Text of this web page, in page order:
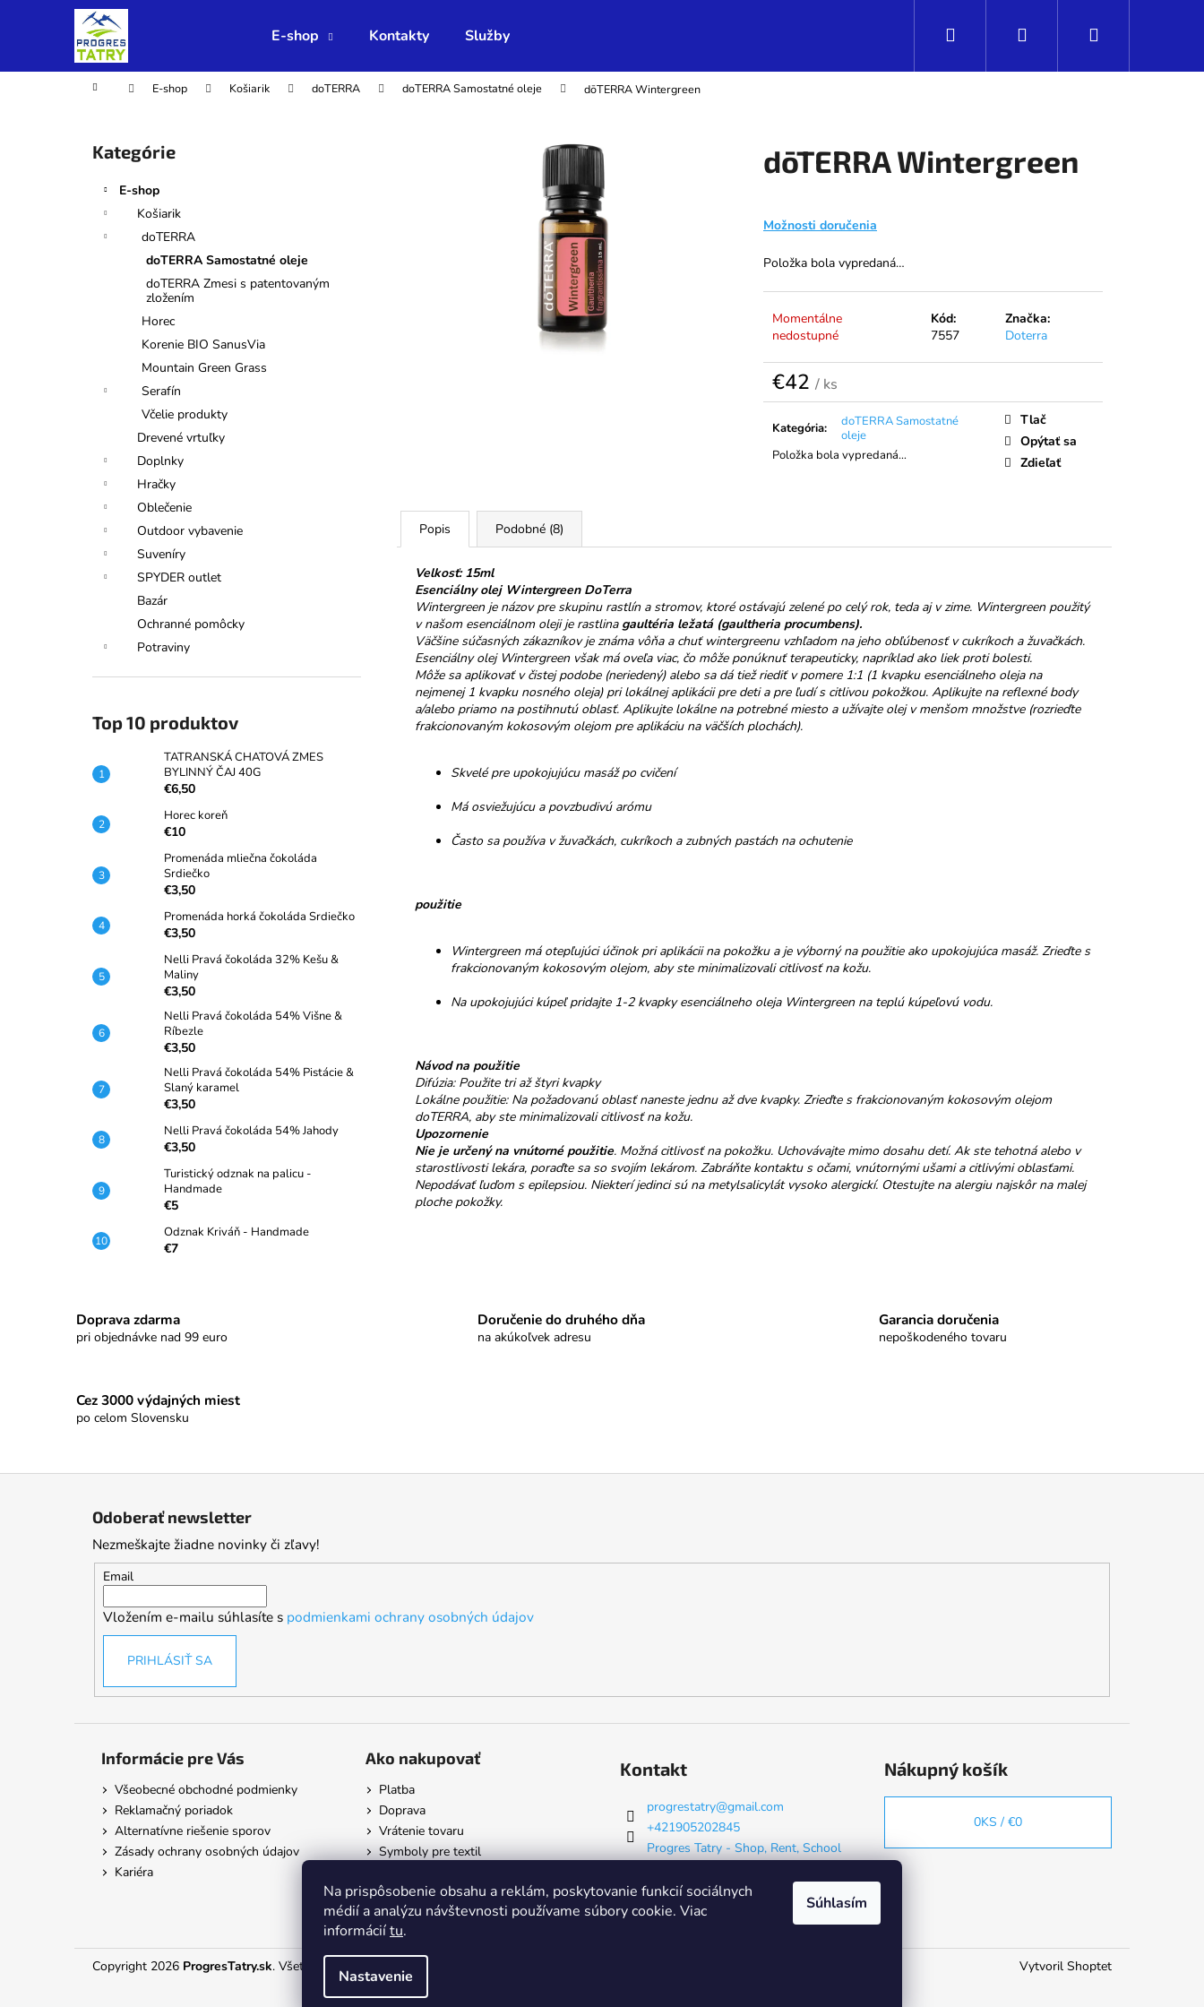
Na prispôsobenie obsahu a reklám, poskytovanie funkcií sociálnych
médií a analýzu návštevnosti používame súbory cookie. Viac
informáciítu.
Nastavenie
Súhlasím
E-shop Kontakty Služby Prihlásenie
Domov E-shop Košiarik doTERRA doTERRA Samostatné oleje dōTERRA Wintergreen
Preskočiť
kategórie
Kategórie
E-shop
Košiarik
doTERRA
doTERRA Samostatné oleje
doTERRA Zmesi s patentovaným
zložením
Horec
Korenie BIO SanusVia
Mountain Green Grass
Serafín
Včelie produkty
Drevené vrtuľky
Doplnky
Hračky
Oblečenie
Outdoor vybavenie
Suveníry
SPYDER outlet
Bazár
Ochranné pomôcky
Potraviny
Top 10 produktov
TATRANSKÁ CHATOVÁ ZMES
BYLINNÝ ČAJ 40G
€6,50
Horec koreň
€10
Promenáda mliečna čokoláda
Srdiečko
€3,50
Promenáda horká čokoláda Srdiečko
€3,50
Nelli Pravá čokoláda 32% Kešu &
Maliny
€3,50
Nelli Pravá čokoláda 54% Višne &
Ríbezle
€3,50
Nelli Pravá čokoláda 54% Pistácie &
Slaný karamel
€3,50
Nelli Pravá čokoláda 54% Jahody
€3,50
Turistický odznak na palicu -
Handmade
€5
Odznak Kriváň - Handmade
€7
dōTERRA Wintergreen
Možnosti doručenia
Položka bola vypredaná…
Momentálne
nedostupné
Kód:
7557
Značka:
Doterra
€42 / ks
Jednotková
Kategória:
doTERRA Samostatné
oleje
Položka bola vypredaná…
Tlač
Opýtať sa
Zdieľať
Popis Podobné (8)
Velkosť: 15ml
Esenciálny olej Wintergreen DoTerra
Wintergreen je názov pre skupinu rastlín a stromov, ktoré ostávajú zelené po celý rok, teda aj v zime. Wintergreen použitý
v našom esenciálnom oleji je rastlina gaultéria ležatá (gaultheria procumbens).
Väčšine súčasných zákazníkov je známa vôňa a chuť wintergreenu vzhľadom na jeho obľúbenosť v cukríkoch a žuvačkách.
Esenciálny olej Wintergreen však má oveľa viac, čo môže ponúknuť terapeuticky, napríklad ako liek proti bolesti.
Môže sa aplikovať v čistej podobe (neriedený) alebo sa dá tiež riediť v pomere 1:1 (1 kvapku esenciálneho oleja na
nejmenej 1 kvapku nosného oleja) pri lokálnej aplikácii pre deti a pre ľudí s citlivou pokožkou. Aplikujte na reflexné body
a/alebo priamo na postihnutú oblasť. Aplikujte lokálne na potrebné miesto a užívajte olej v menšom množstve (rozrieďte
frakcionovaným kokosovým olejom pre aplikáciu na väčších plochách).
Skvelé pre upokojujúcu masáž po cvičení
Má osviežujúcu a povzbudivú arómu
Často sa používa v žuvačkách, cukríkoch a zubných pastách na ochutenie
použitie
Wintergreen má otepľujúci účinok pri aplikácii na pokožku a je výborný na použitie ako upokojujúca masáž. Zrieďte s
frakcionovaným kokosovým olejom, aby ste minimalizovali citlivosť na kožu.
Na upokojujúci kúpeľ pridajte 1-2 kvapky esenciálneho oleja Wintergreen na teplú kúpeľovú vodu.
Návod na použitie
Difúzia: Použite tri až štyri kvapky
Lokálne použitie: Na požadovanú oblasť naneste jednu až dve kvapky. Zrieďte s frakcionovaným kokosovým olejom
doTERRA, aby ste minimalizovali citlivosť na kožu.
Upozornenie
Nie je určený na vnútorné použitie. Možná citlivosť na pokožku. Uchovávajte mimo dosahu detí. Ak ste tehotná alebo v
starostlivosti lekára, poraďte sa so svojím lekárom. Zabráňte kontaktu s očami, vnútornými ušami a citlivými oblasťami.
Nepodávať ľuďom s epilepsiou. Niekterí jedinci sú na metylsalicylát vysoko alergickí. Otestujte na alergiu najskôr na malej
ploche pokožky.
í
Späť
do
Späť
do
Čo potrebujete nájsť?
Odporúčame
TATRANSKÁ CHATOVÁ ZMES
BYLINNÝ ČAJ 40G
PROMENÁDA MLIEČNA ČOKOLÁDA
Doprava zdarma
pri objednávke nad 99 euro
Doručenie do druhého dňa
na akúkoľvek adresu
Garancia doručenia
nepoškodeného tovaru
Cez 3000 výdajných miest
po celom Slovensku
Odoberať newsletter
Nezmeškajte žiadne novinky či zľavy!
Email
Vložením e-mailu súhlasíte s podmienkami ochrany osobných údajov
PRIHLÁSIŤ SA
Informácie pre Vás
Všeobecné obchodné podmienky
Reklamačný poriadok
Alternatívne riešenie sporov
Zásady ochrany osobných údajov
Kariéra
Ako nakupovať
Platba
Doprava
Vrátenie tovaru
Symboly pre textil
Kontakt
progrestatry@gmail.com
+421905202845
Progres Tatry - Shop, Rent, School
& Servis
progrestatry
Nákupný košík
0KS / €0
Vytvoril Shoptet
Copyright 2026 ProgresTatry.sk. Všetky práva vyhradené.